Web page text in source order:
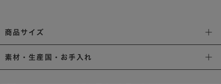
商品サイズ
素材・生産国・お手入れ